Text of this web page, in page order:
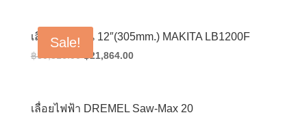
Sale!
เลื่อยสายพาน 12″(305mm.) MAKITA LB1200F
฿30,816.00
Original
฿30,816.00.
21,864.00Current
฿21,864.00.
เลื่อยไฟฟ้า DREMEL Saw-Max 20